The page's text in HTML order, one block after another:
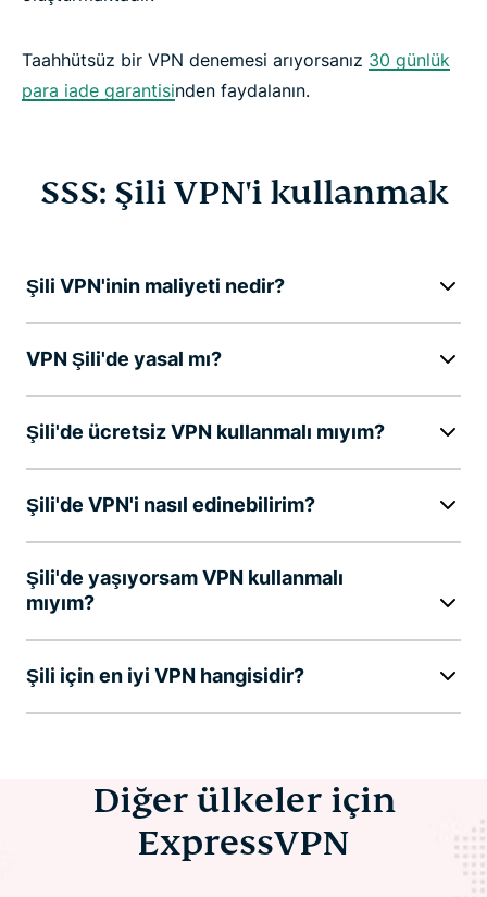
Taahhütsüz bir VPN denemesi arıyorsanız 30 günlük
para iade garantisinden faydalanın.
SSS: Şili VPN'i kullanmak
Şili VPN'inin maliyeti nedir?
VPN Şili'de yasal mı?
Şili'de ücretsiz VPN kullanmalı mıyım?
Şili'de VPN'i nasıl edinebilirim?
Şili'de yaşıyorsam VPN kullanmalı
mıyım?
Şili için en iyi VPN hangisidir?
Diğer ülkeler için
ExpressVPN